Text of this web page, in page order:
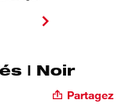
| Noir
Partagez